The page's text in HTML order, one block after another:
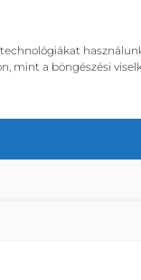
mint a böngészési